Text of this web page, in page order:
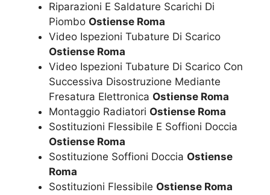
Riparazioni E Saldature Scarichi Di
Piombo Ostiense Roma
Video Ispezioni Tubature Di Scarico
Ostiense Roma
Video Ispezioni Tubature Di Scarico Con
Successiva Disostruzione Mediante
Fresatura Elettronica Ostiense Roma
Montaggio Radiatori Ostiense Roma
Sostituzioni Flessibile E Soffioni Doccia
Ostiense Roma
Sostituzione Soffioni Doccia Ostiense
Roma
Sostituzioni Flessibile Ostiense Roma